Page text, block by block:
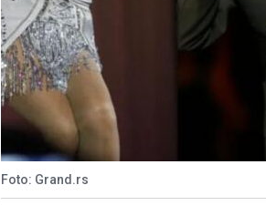
Foto: Grand.rs